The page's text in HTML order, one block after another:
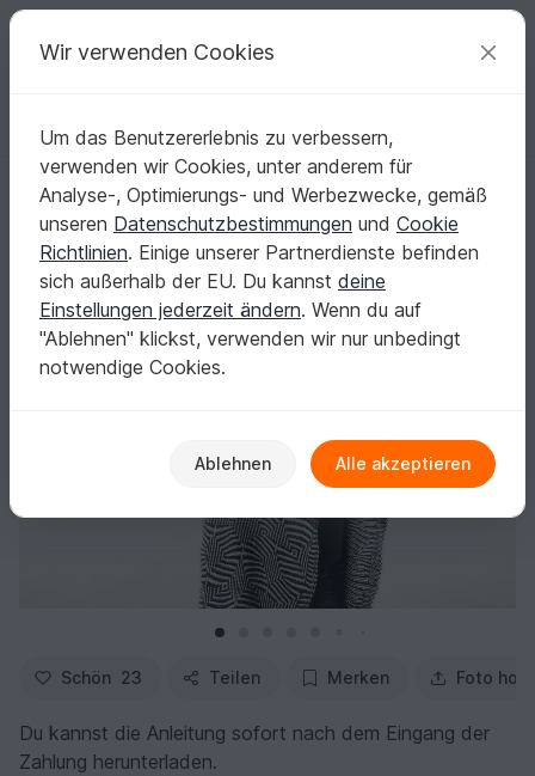
Deine kreativen Ideen
Deutsch | € (EUR) einloggen Kostenlos registrieren
Startseite Stricken Tücher Weitere Tücher
Strickanleitung breiter Schal Perplexis
Strickanleitung breiter Schal Perplexis
Schön 23 Teilen Merken Foto
Du kannst die Anleitung sofort nach dem Eingang der
Zahlung herunterladen.
Wir verwenden Cookies
Um das Benutzererlebnis zu verbessern,
verwenden wir Cookies, unter anderem für
Analyse-, Optimierungs- und Werbezwecke, gemäß
unseren Datenschutzbestimmungen und Cookie
Richtlinien. Einige unserer Partnerdienste befinden
sich außerhalb der EU. Du kannst deine
Einstellungen jederzeit ändern. Wenn du auf
"Ablehnen" klickst, verwenden wir nur unbedingt
notwendige Cookies.
Ablehnen Alle akzeptieren